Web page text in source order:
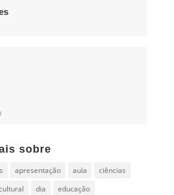
sobre
apresentação aula
ciências
dia
educação